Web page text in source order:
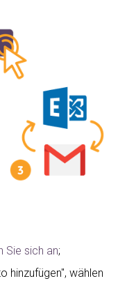
Sie sich an;
hinzufügen", wählen